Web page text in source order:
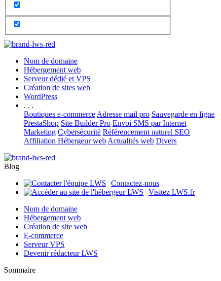
Nom de domaine
Hébergement web
Serveur dédié et VPS
Création de sites web
WordPress
. . .
Boutiques e-commerce Adresse mail pro Sauvegarde en ligne
PrestaShop Site Builder Pro Envoi SMS par Internet
Marketing Cybersécurité Référencement naturel SEO
Affiliation Hébergeur web Actualités web Divers
Blog
Contactez-nous
Visitez LWS.fr
Nom de domaine
Hébergement web
Création de site web
E-commerce
Serveur VPS
Devenir rédacteur LWS
Sommaire